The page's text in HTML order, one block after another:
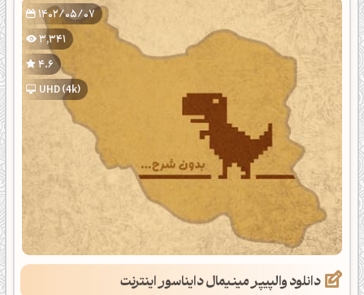
1402/05/07
3,341
4.6
UHD (4k)
دانلود والپیپر مینیمال دایناسور اینترنت